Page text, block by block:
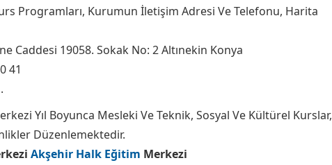
Programları, Kurumun İletişim Adresi Ve Telefonu, Harita
Caddesi 19058. Sokak No: 2 Altınekin Konya
41
.
Yıl Boyunca Mesleki Ve Teknik, Sosyal Ve Kültürel Kurslar,
Düzenlemektedir.
Akşehir Halk Eğitim Merkezi